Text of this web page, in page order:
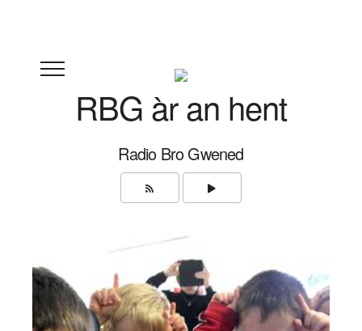
RBG àr an hent
Radio Bro Gwened